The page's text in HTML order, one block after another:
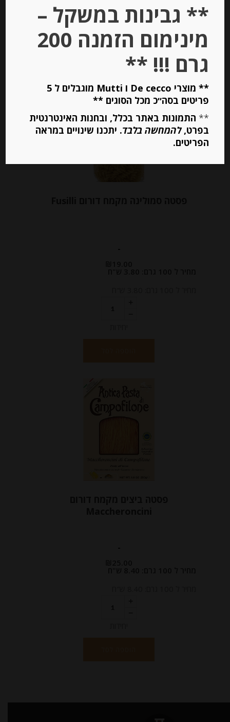
-
-
** גבינות במשקל –
מינימום הזמנה 200
גרם !!! **
** מוצרי De cecco ו Mutti מוגבלים ל 5
פריטים בסה״כ מכל הסוגים **
** התמונות באתר בכלל, ובחנות האינטרנטית
בפרט,להמחשה בלבד. יתכנו שינויים במראה
הפריטים.